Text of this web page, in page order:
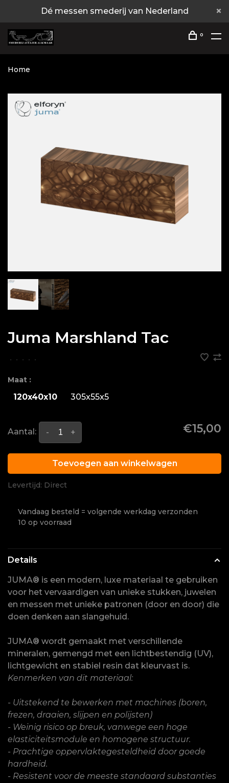
Dé messen smederij van Nederland
0
Home
Juma Marshland Tac
• • • • •
Maat :
120x40x10 305x55x5
Aantal: +
- €15,00
Toevoegen aan winkelwagen
Levertijd: Direct
Vandaag besteld = volgende werkdag verzonden
10 op voorraad
Details
JUMA® is een modern, luxe materiaal te gebruiken
voor het vervaardigen van unieke stukken, juwelen
en messen met unieke patronen (door en door) die
doen denken aan slangehuid.
JUMA® wordt gemaakt met verschillende
mineralen, gemengd met een lichtbestendig (UV),
lichtgewicht en stabiel resin dat kleurvast is.
Kenmerken van dit materiaal:
- Uitstekend te bewerken met machines (boren,
frezen, draaien, slijpen en polijsten)
- Weinig risico op breuk, vanwege een hoge
elasticiteitsmodule en homogene structuur.
- Prachtige oppervlaktegesteldheid door goede
hardheid.
- Resistent voor de meeste standaard substanties